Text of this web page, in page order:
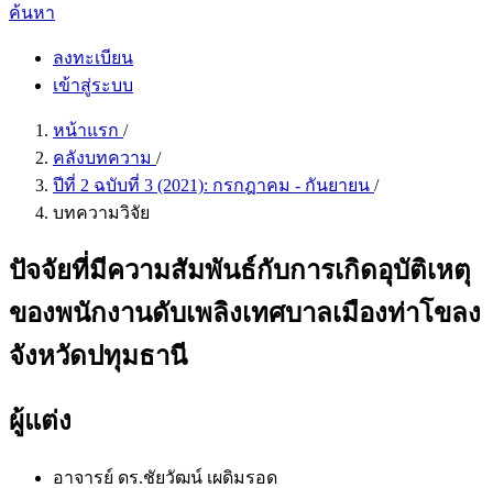
ค้นหา
ลงทะเบียน
เข้าสู่ระบบ
หน้าแรก /
คลังบทความ /
ปีที่ 2 ฉบับที่ 3 (2021): กรกฎาคม - กันยายน /
บทความวิจัย
ปัจจัยที่มีความสัมพันธ์กับการเกิดอุบัติเหตุ
ของพนักงานดับเพลิงเทศบาลเมืองท่าโขลง
จังหวัดปทุมธานี
ผู้แต่ง
อาจารย์ ดร.ชัยวัฒน์ เผดิมรอด